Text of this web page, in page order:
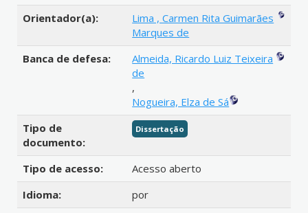
Orientador(a):
Lima , Carmen Rita Guimarães
Marques de
Banca de defesa:
Almeida, Ricardo Luiz Teixeira
de
,
Nogueira, Elza de Sá
Tipo de
documento:
Dissertação
Tipo de acesso:
Acesso aberto
Idioma:
por